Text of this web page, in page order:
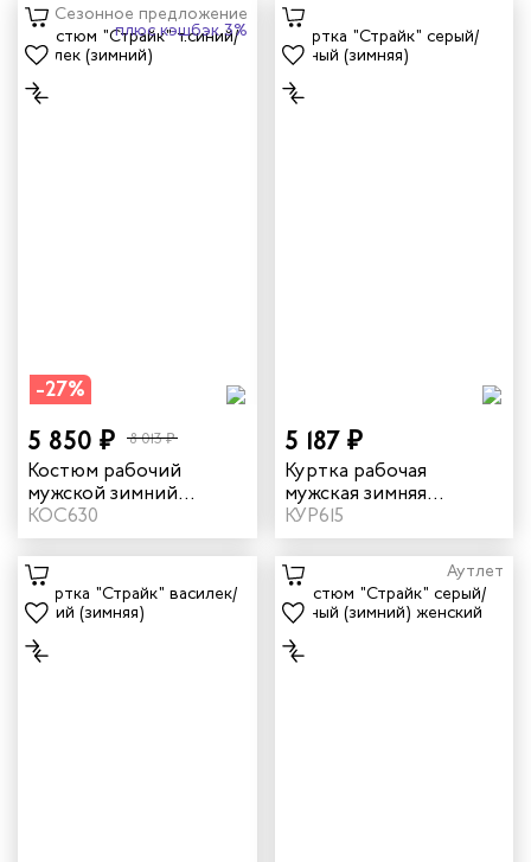
Сезонное предложение
плюс кэшбэк 3%
-27%
5 850 ₽ 8 013 ₽
Костюм рабочий
мужской зимний
"Страйк" цвет темно-
синий/василек
КОС630
5 187 ₽
Куртка рабочая
мужская зимняя
"Страйк" цвет серый/
красный
КУР615
Аутлет